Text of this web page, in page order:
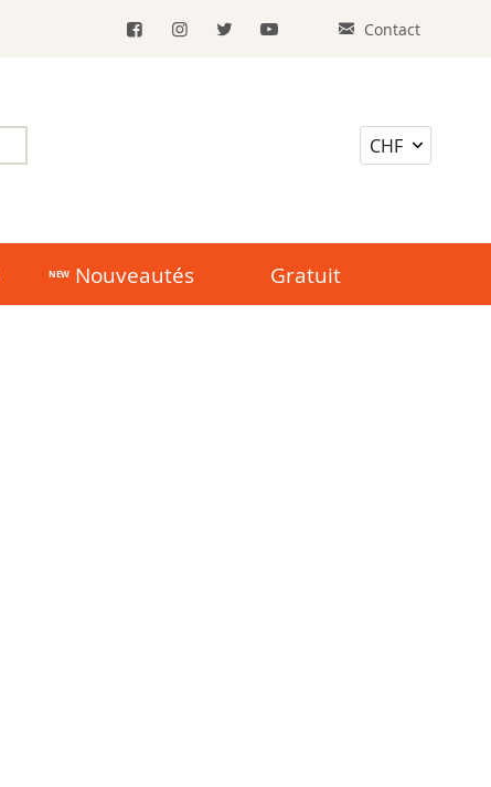
Contact
Nouveautés Gratuit